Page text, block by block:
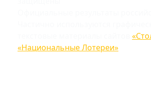
«Национальные Лотереи»